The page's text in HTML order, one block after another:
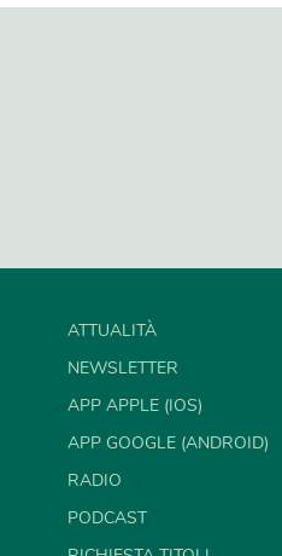
ATTUALITÀ
NEWSLETTER
APP APPLE (IOS)
APP GOOGLE (ANDROID)
RADIO
PODCAST